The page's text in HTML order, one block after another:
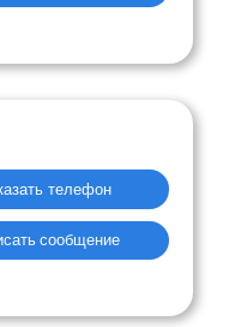
Показать телефон
сообщение